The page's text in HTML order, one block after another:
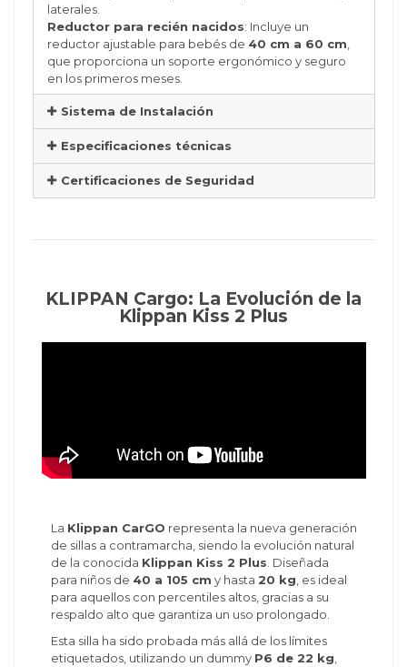
laterales.
Reductor para recién nacidos: Incluye un
reductor ajustable para bebés de 40 cm a 60 cm
que proporciona un soporte ergonómico y seguro
en los primeros meses.
Sistema de Instalación
Especificaciones técnicas
Certificaciones de Seguridad
KLIPPAN Cargo: La Evolución de la
Klippan Kiss 2 Plus
La Klippan CarGO representa la nueva generación
de sillas a contramarcha, siendo la evolución natural
de la conocida Klippan Kiss 2 Plus . Diseñada
para niños de 40 a 105 cm y hasta 20 kg , es ideal
para aquellos con percentiles altos, gracias a su
respaldo alto que garantiza un uso prolongado.
Esta silla ha sido probada más allá de los límites
etiquetados, utilizando un dummy P6 de 22 kg,